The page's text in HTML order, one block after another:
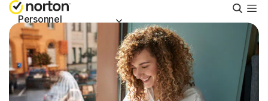
Personnel
Small Business
Ressources